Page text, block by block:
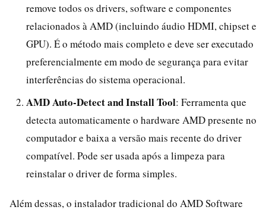
remove todos os drivers, software e componentes
relacionados à AMD (incluindo áudio HDMI, chipset e
GPU). É o método mais completo e deve ser executado
preferencialmente em modo de segurança para evitar
interferências do sistema operacional.
AMD Auto-Detect and Install Tool: Ferramenta que
detecta automaticamente o hardware AMD presente no
computador e baixa a versão mais recente do driver
compatível. Pode ser usada após a limpeza para
reinstalar o driver de forma simples.
Além dessas, o instalador tradicional do AMD Software